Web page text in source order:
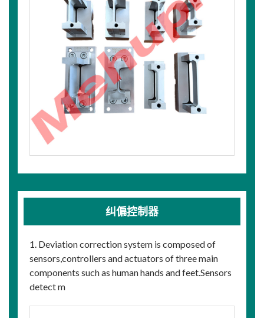
纠偏控制器
1. Deviation correction system is composed of
sensors,controllers and actuators of three main
components such as human hands and feet.Sensors
detect m